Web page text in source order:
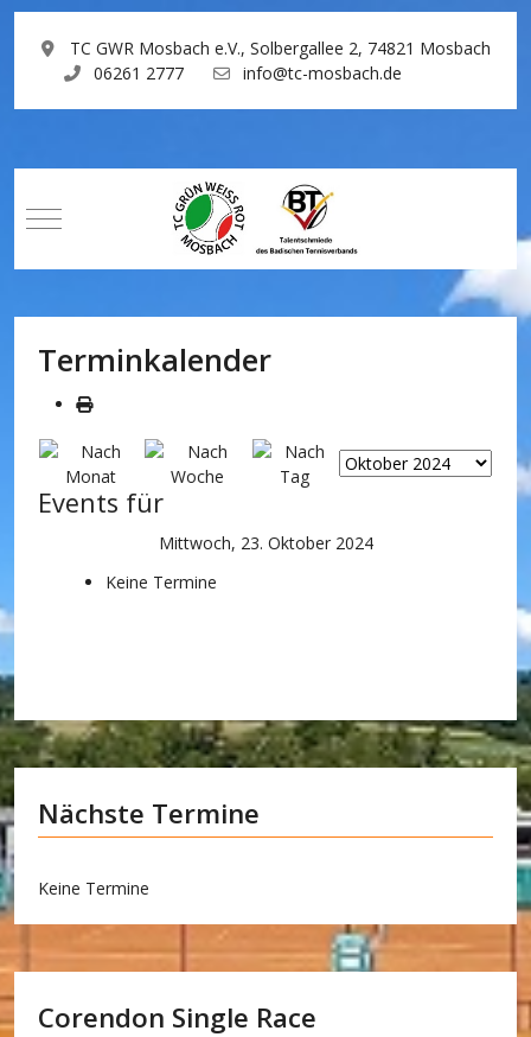
TC GWR Mosbach e.V., Solbergallee 2, 74821 Mosbach
06261 2777
info@tc-mosbach.de
Mobile Menu Toggle
Terminkalender
Events für
Mittwoch, 23. Oktober 2024
Keine Termine
Nächste Termine
Keine Termine
Corendon Single Race